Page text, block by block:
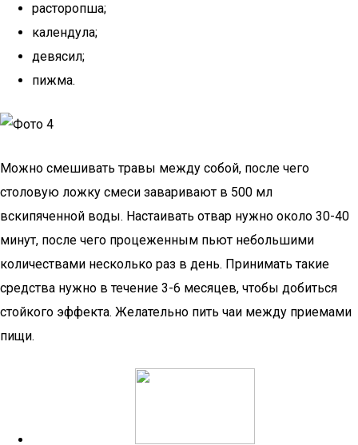
расторопша;
календула;
девясил;
пижма.
Можно смешивать травы между собой, после чего
столовую ложку смеси заваривают в 500 мл
вскипяченной воды. Настаивать отвар нужно около 30-40
минут, после чего процеженным пьют небольшими
количествами несколько раз в день. Принимать такие
средства нужно в течение 3-6 месяцев, чтобы добиться
стойкого эффекта. Желательно пить чаи между приемами
пищи.